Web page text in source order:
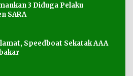
3 Diduga Pelaku
SARA
Speedboat Sekatak AAA